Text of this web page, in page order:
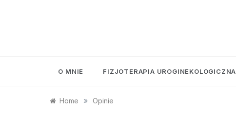
O MNIE FIZJOTERAPIA UROGINEKOLOGICZNA
Home » Opinie